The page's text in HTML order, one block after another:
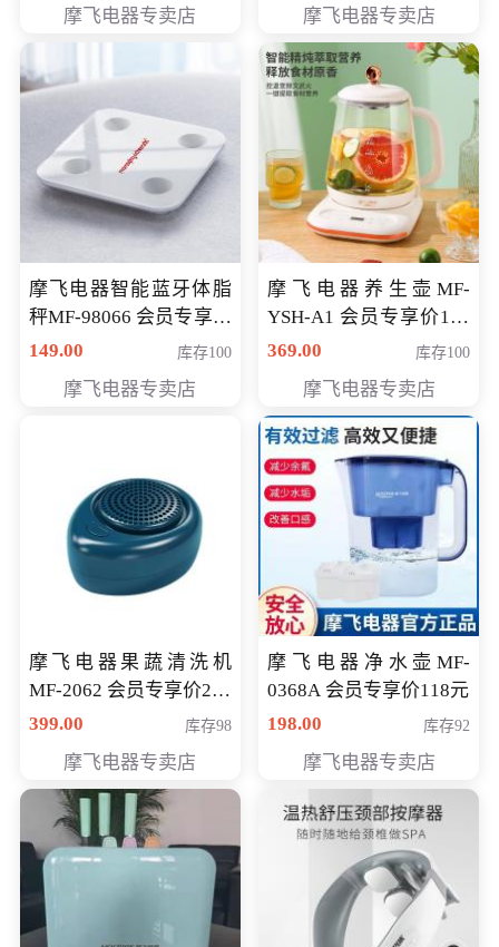
摩飞电器专卖店 摩飞电器专卖店
摩飞电器智能蓝牙体脂
秤MF-98066 会员专享价
98元
149.00 库存100
摩飞电器专卖店
摩飞电器养生壶MF-
YSH-A1 会员专享价198
元
369.00 库存100
摩飞电器专卖店
摩飞电器果蔬清洗机
MF-2062 会员专享价268
元
399.00 库存98
摩飞电器专卖店
摩飞电器净水壶MF-
0368A 会员专享价118元
198.00
库存92
摩飞电器专卖店